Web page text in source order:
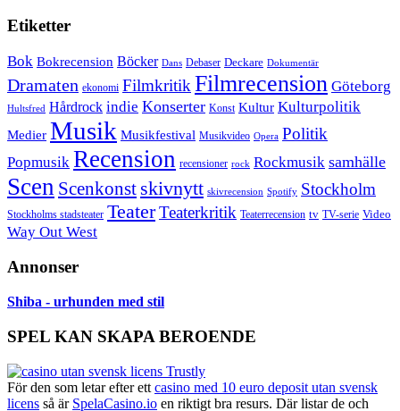
Etiketter
Bok Bokrecension Böcker Dans Debaser Deckare Dokumentär
Dramaten ekonomi Filmkritik Filmrecension Göteborg
Hultsfred Hårdrock indie Konserter Konst Kultur Kulturpolitik
Medier Musik Musikfestival Musikvideo Opera Politik
Popmusik Recension recensioner rock Rockmusik samhälle
Scen Scenkonst skivnytt skivrecension Spotify Stockholm
Stockholms stadsteater TeaterTeaterkritik Teaterrecension tv TV-serie Video
Way Out West
Annonser
Shiba - urhunden med stil
SPEL KAN SKAPA BEROENDE
För den som letar efter ett casino med 10 euro deposit utan svensk
licens så är SpelaCasino.io en riktigt bra resurs. Där listar de och